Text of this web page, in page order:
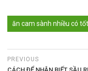
ăn cam sành nhiều có
PREVIOUS
CÁCH ĐỂ NHẬN BIẾT SẦU